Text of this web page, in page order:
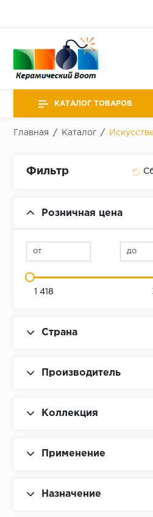
КАТАЛОГ ТОВАРОВ
Главная / Каталог /
Фильтр
Розничная цена
от до
1 418
Страна
Производитель
Коллекция
Применение
Назначение